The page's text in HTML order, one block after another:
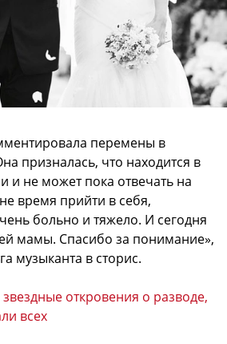
перемены в
призналась, что находится в
и не может пока отвечать на
время прийти в себя,
больно и тяжело. И сегодня
мамы. Спасибо за понимание»,
музыканта в сторис.
откровения о разводе,
всех